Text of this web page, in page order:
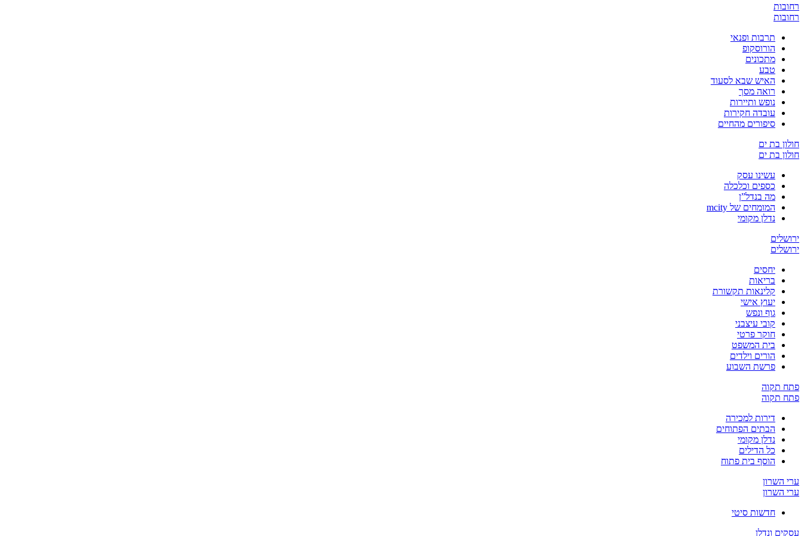
רחובות
רחובות
תרבות ופנאי
הורוסקופ
מתכונים
טבע
האיש שבא לסעוד
רואה מסך
נופש ותיירות
עובדה חקירות
סיפורים מהחיים
חולון בת ים
חולון בת ים
עשינו עסק
כספים וכלכלה
מה בנדל”ן
המומחים של mcity
נדלן מקומי
ירושלים
ירושלים
יחסים
בריאות
קלינאות תקשורת
יעוץ אישי
גוף ונפש
קובי עיצבני
חוקר פרטי
בית המשפט
הורים וילדים
פרשת השבוע
פתח תקוה
פתח תקוה
דירות למכירה
הבתים הפתוחים
נדלן מקומי
כל הדילים
הוסף בית פתוח
ערי השרון
ערי השרון
חדשות סיטי
עסקים ונדלן